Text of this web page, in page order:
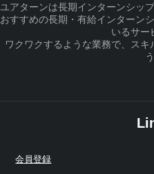
ユアターンは長期インターンシッ
おすすめの長期・有給インターン
いるサー
ワクワクするような業務で、ス
会員登録